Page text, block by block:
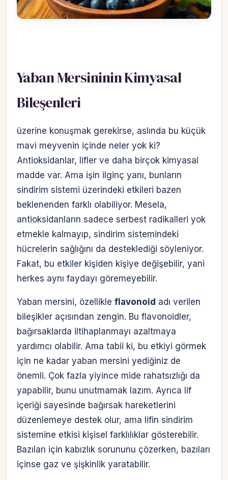
Yaban Mersininin Kimyasal
Bileşenleri
üzerine konuşmak gerekirse, aslında bu küçük
mavi meyvenin içinde neler yok ki?
Antioksidanlar, lifler ve daha birçok kimyasal
madde var. Ama işin ilginç yanı, bunların
sindirim sistemi üzerindeki etkileri bazen
beklenenden farklı olabiliyor. Mesela,
antioksidanların sadece serbest radikalleri yok
etmekle kalmayıp, sindirim sistemindeki
hücrelerin sağlığını da desteklediği söyleniyor.
Fakat, bu etkiler kişiden kişiye değişebilir, yani
herkes aynı faydayı göremeyebilir.
Yaban mersini, özellikle flavonoid adı verilen
bileşikler açısından zengin. Bu flavonoidler,
bağırsaklarda iltihaplanmayı azaltmaya
yardımcı olabilir. Ama tabii ki, bu etkiyi görmek
için ne kadar yaban mersini yediğiniz de
önemli. Çok fazla yiyince mide rahatsızlığı da
yapabilir, bunu unutmamak lazım. Ayrıca lif
içeriği sayesinde bağırsak hareketlerini
düzenlemeye destek olur, ama lifin sindirim
sistemine etkisi kişisel farklılıklar gösterebilir.
Bazıları için kabızlık sorununu çözerken, bazıları
içinse gaz ve şişkinlik yaratabilir.